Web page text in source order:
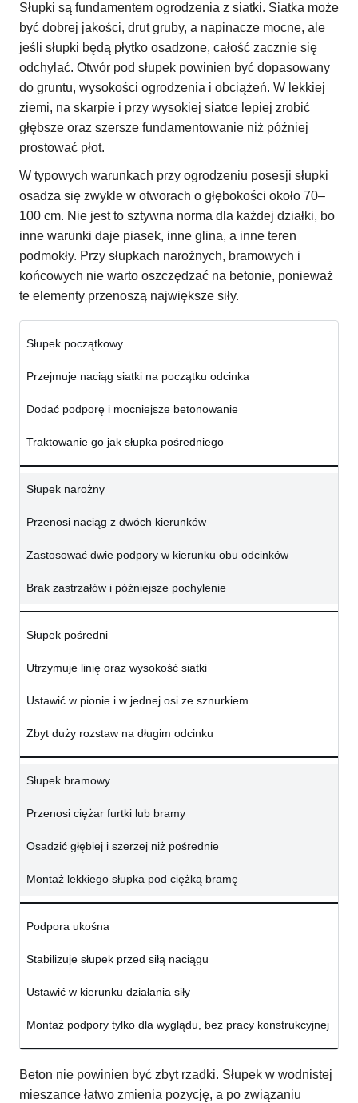
Słupki są fundamentem ogrodzenia z siatki. Siatka może
być dobrej jakości, drut gruby, a napinacze mocne, ale
jeśli słupki będą płytko osadzone, całość zacznie się
odchylać. Otwór pod słupek powinien być dopasowany
do gruntu, wysokości ogrodzenia i obciążeń. W lekkiej
ziemi, na skarpie i przy wysokiej siatce lepiej zrobić
głębsze oraz szersze fundamentowanie niż później
prostować płot.
W typowych warunkach przy ogrodzeniu posesji słupki
osadza się zwykle w otworach o głębokości około 70–
100 cm. Nie jest to sztywna norma dla każdej działki, bo
inne warunki daje piasek, inne glina, a inne teren
podmokły. Przy słupkach narożnych, bramowych i
końcowych nie warto oszczędzać na betonie, ponieważ
te elementy przenoszą największe siły.
Słupek początkowy
Przejmuje naciąg siatki na początku odcinka
Dodać podporę i mocniejsze betonowanie
Traktowanie go jak słupka pośredniego
Słupek narożny
Przenosi naciąg z dwóch kierunków
Zastosować dwie podpory w kierunku obu odcinków
Brak zastrzałów i późniejsze pochylenie
Słupek pośredni
Utrzymuje linię oraz wysokość siatki
Ustawić w pionie i w jednej osi ze sznurkiem
Zbyt duży rozstaw na długim odcinku
Słupek bramowy
Przenosi ciężar furtki lub bramy
Osadzić głębiej i szerzej niż pośrednie
Montaż lekkiego słupka pod ciężką bramę
Podpora ukośna
Stabilizuje słupek przed siłą naciągu
Ustawić w kierunku działania siły
Montaż podpory tylko dla wyglądu, bez pracy konstrukcyjnej
Beton nie powinien być zbyt rzadki. Słupek w wodnistej
mieszance łatwo zmienia pozycję, a po związaniu